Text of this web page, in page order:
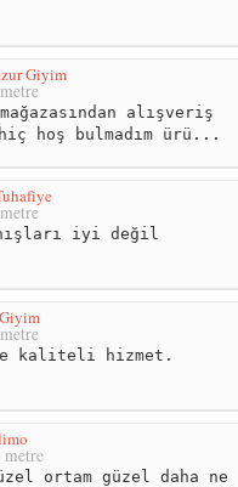
Giyim
alışveriş
hoş bulmadım ürü...
iyi değil
kaliteli hizmet.
ortam güzel daha ne